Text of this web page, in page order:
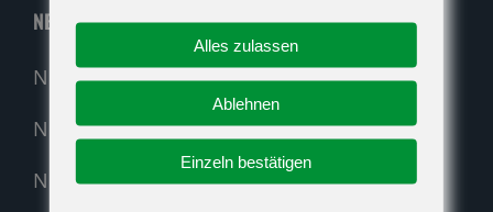
NEUMASCHINEN
Neumaschinen Übersicht
Neumaschinen Genie
Neumaschinen Merlo
Alles zulassen
Ablehnen
Einzeln bestätigen